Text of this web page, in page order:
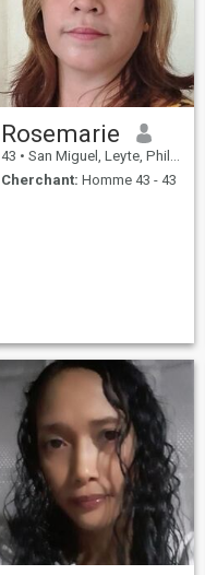
Rosemarie
43 • San Miguel, Leyte, Philippines
Cherchant: Homme 43 - 43